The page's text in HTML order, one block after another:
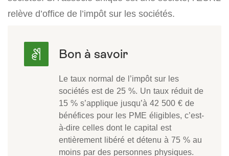
relève d’office de l’impôt sur les sociétés.
Le taux normal de l’impôt sur les
sociétés est de 25 %. Un taux réduit de
15 % s’applique jusqu’à 42 500 € de
bénéfices pour les PME éligibles, c’est-
à-dire celles dont le capital est
entièrement libéré et détenu à 75 % au
moins par des personnes physiques.